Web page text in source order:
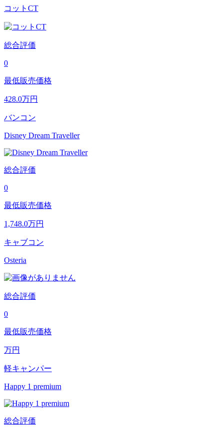
コットCT
総合評価
0
最低販売価格
428.0万円
バンコン
Disney Dream Traveller
総合評価
0
最低販売価格
1,748.0万円
キャブコン
Osteria
総合評価
0
最低販売価格
万円
軽キャンパー
Happy 1 premium
総合評価